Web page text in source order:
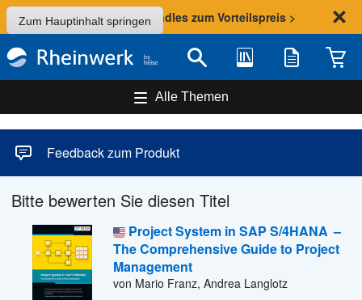
Zum Hauptinhalt springen
Sommer-Aktion: Bundles zum Vorteilspreis >
Suche Bibliothek Merkliste
Alle Themen
Feedback zum Produkt
Bitte bewerten Sie diesen Titel
Project System in SAP S/4HANA –
The Comprehensive Guide to Project
Management
von Mario Franz, Andrea Langlotz